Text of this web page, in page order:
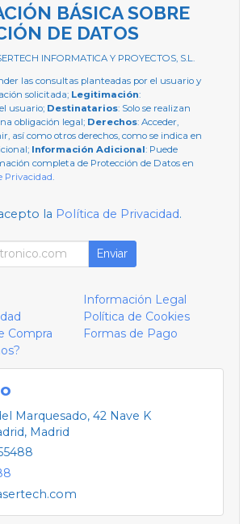
BÁSICA SOBRE
DE DATOS
INFORMATICA Y PROYECTOS, S.L.
las consultas planteadas por el usuario y
solicitada; Legitimación:
usuario; Destinatarios: Solo se realizan
obligación legal; Derechos: Acceder,
así como otros derechos, como se indica en
Información Adicional: Puede
completa de Protección de Datos en
Privacidad.
la Política de Privacidad.
Enviar
Información Legal
Política de Cookies
Compra
Formas de Pago
Marquesado, 42 Nave K
, Madrid